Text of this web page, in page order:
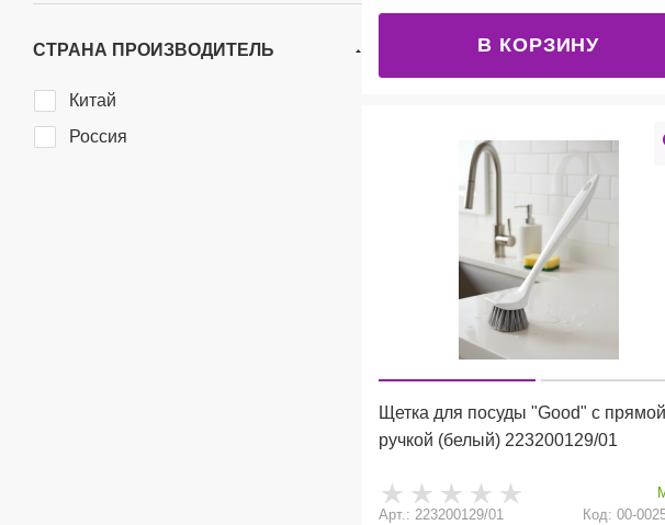
В КОРЗИНУ
Щетка для посуды "Good" с прямой
ручкой (белый) 223200129/01
Арт.: 223200129/01
Код: 00-
СТРАНА ПРОИЗВОДИТЕЛЬ
Китай
Россия